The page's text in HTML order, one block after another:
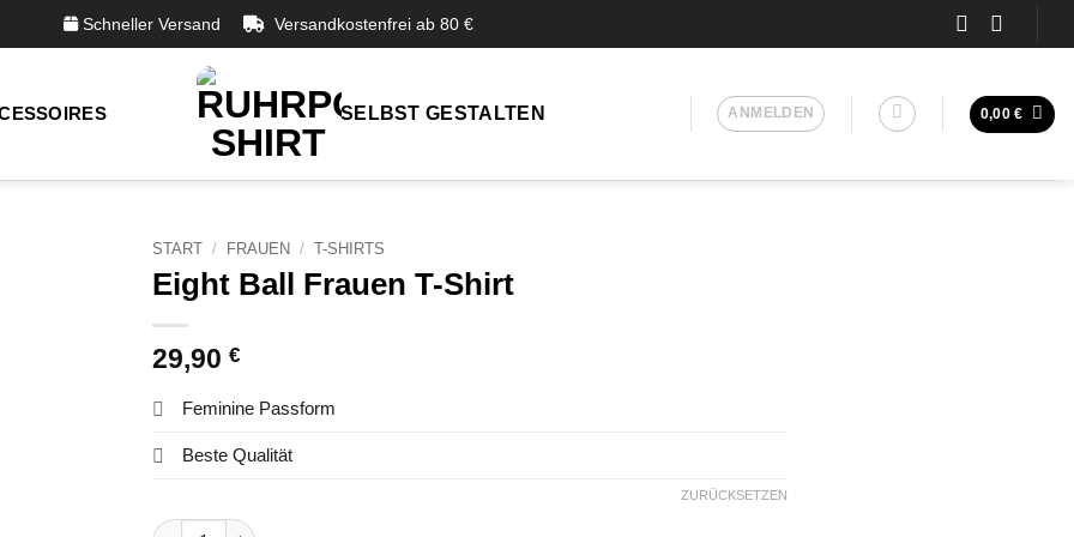
Schneller Versand Versandkostenfrei ab 80 €
SELBST GESTALTEN ANMELDEN 0,00€
START / FRAUEN / T-SHIRTS
Eight Ball Frauen T-Shirt
29,90 €
Feminine Passform
Beste Qualität
ZURÜCKSETZEN
Eight Ball Frauen T-Shirt Menge